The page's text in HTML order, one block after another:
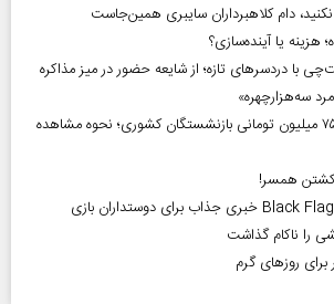
دام کلاهبرداران سایبری همین‌جاست
هزینه یا آینده‌سازی؟
دردسر‌های تازه؛ از شایعه حضور در میز مذاکره
سه‌هزارچهره»
استعلام وام ضروری ۷۵ میلیون تومانی بازنشستگان کشوری؛ نحوه مشاهده
کشتن همسر!
را ناکام گذاشت
روز‌های گرم